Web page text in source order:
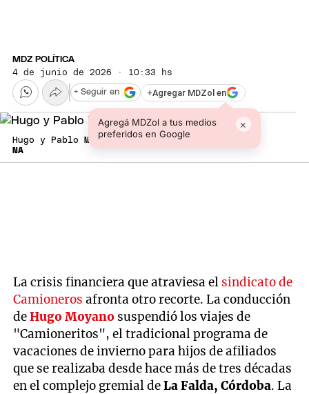
MDZ POLÍTICA
4 de junio de 2026 · 10:33 hs
+Agregar MDZol en
Agregá MDZol a tus medios
preferidos en Google
×
+ Seguir en
Hugo y Pablo Moyano
NA
La crisis financiera que atraviesa el sindicato de
Camionerosafronta otro recorte. La conducción
deHugo Moyano suspendió los viajes de
"Camioneritos", el tradicional programa de
vacaciones de invierno para hijos de afiliados
que se realizaba desde hace más de tres décadas
en el complejo gremial deLa Falda, Córdoba. La